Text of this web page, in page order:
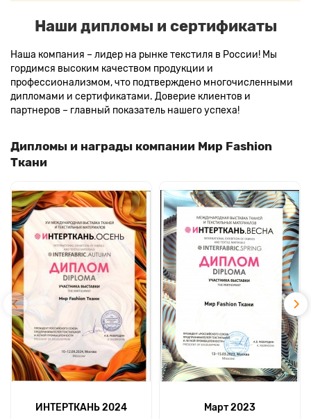
Наши дипломы и сертификаты
Наша компания – лидер на рынке текстиля в России! Мы
гордимся высоким качеством продукции и
профессионализмом, что подтверждено многочисленными
дипломами и сертификатами. Доверие клиентов и
партнеров – главный показатель нашего успеха!
Дипломы и награды компании Мир Fashion
Ткани
ИНТЕРТКАНЬ 2024 Март 2023